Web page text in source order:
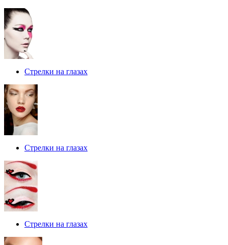
Стрелки на глазах
Стрелки на глазах
Стрелки на глазах